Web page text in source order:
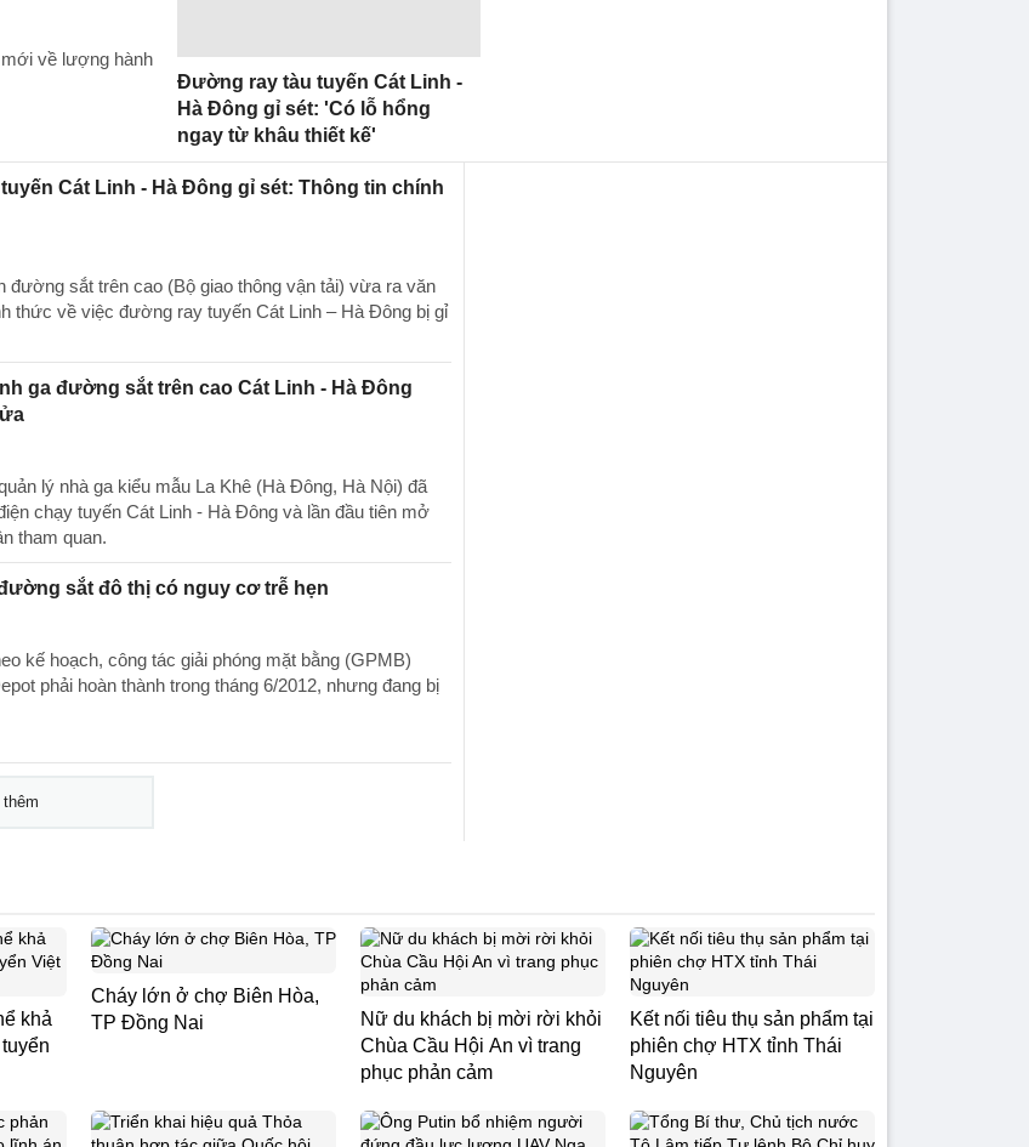
về lượng hành
Đường ray tàu tuyến Cát Linh -
Hà Đông gỉ sét: 'Có lỗ hổng
ngay từ khâu thiết kế'
Cát Linh - Hà Đông gỉ sét: Thông tin chính
đường sắt trên cao (Bộ giao thông vận tải) vừa ra văn
thức về việc đường ray tuyến Cát Linh – Hà Đông bị gỉ
ga đường sắt trên cao Cát Linh - Hà Đông
lý nhà ga kiểu mẫu La Khê (Hà Đông, Hà Nội) đã
chạy tuyến Cát Linh - Hà Đông và lần đầu tiên mở
tham quan.
sắt đô thị có nguy cơ trễ hẹn
kế hoạch, công tác giải phóng mặt bằng (GPMB)
phải hoàn thành trong tháng 6/2012, nhưng đang bị
khả
Cháy lớn ở chợ Biên Hòa,
TP Đồng Nai
Nữ du khách bị mời rời khỏi
Chùa Cầu Hội An vì trang
phục phản cảm
Kết nối tiêu thụ sản phẩm tại
phiên chợ HTX tỉnh Thái
Nguyên